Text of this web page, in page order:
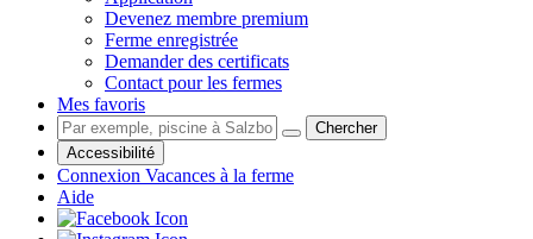
Devenez membre premium
Ferme enregistrée
Demander des certificats
Contact pour les fermes
Mes favoris
Chercher
Accessibilité
Connexion Vacances à la ferme
Aide